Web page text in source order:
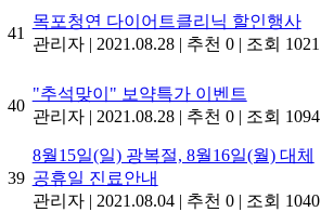
41
목포청연 다이어트클리닉 할인행사
관리자 | 2021.08.28 | 추천 0 | 조회 1021
40
"추석맞이" 보약특가 이벤트
관리자 | 2021.08.28 | 추천 0 | 조회 1094
39
8월15일(일) 광복절, 8월16일(월) 대체
공휴일 진료안내
관리자 | 2021.08.04 | 추천 0 | 조회 1040